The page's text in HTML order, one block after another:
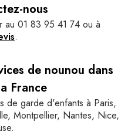
nous
au 01 83 95 41 74 ou à
.
de nounou dans
France
de garde d'enfants à Paris,
Montpellier, Nantes, Nice,